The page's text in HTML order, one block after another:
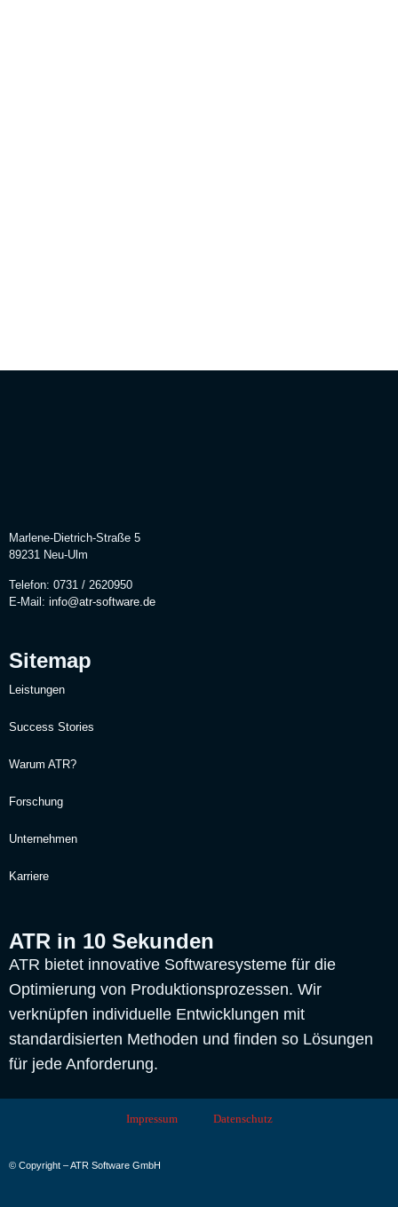
Marlene-Dietrich-Straße 5
89231 Neu-Ulm
Telefon: 0731 / 2620950
E-Mail: info@atr-software.de
Sitemap
Leistungen
Success Stories
Warum ATR?
Forschung
Unternehmen
Karriere
ATR in 10 Sekunden
ATR bietet innovative Softwaresysteme für die
Optimierung von Produktionsprozessen. Wir
verknüpfen individuelle Entwicklungen mit
standardisierten Methoden und finden so Lösungen
für jede Anforderung.
Impressum Datenschutz
© Copyright – ATR Software GmbH